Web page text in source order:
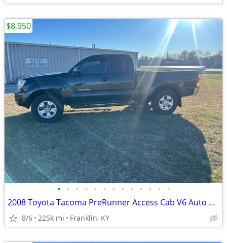
• • • • • • • • • • • • •
2008 Toyota Tacoma PreRunner Access Cab V6 Auto 2WD
8/6 225k mi Franklin, KY
$8,950